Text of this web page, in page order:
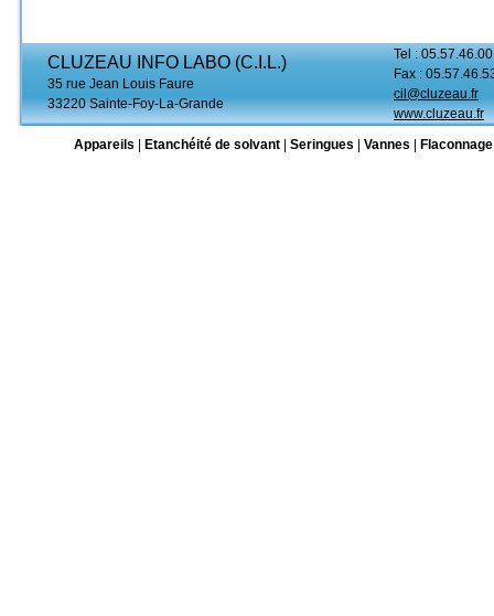
CLUZEAU INFO LABO (C.I.L.)
35 rue Jean Louis Faure
33220 Sainte-Foy-La-Grande
Tel :
Fax :
cil@cluzeau.fr
www.cluzeau.fr
Appareils
Etanchéité de solvant Seringues Vannes Flaconnage